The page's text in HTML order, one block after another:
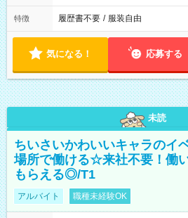
特徴 履歴書不要 / 服装自由
気になる！ 応募する
未読
ちいさいかわいいキャラのイ
場所で働ける☆来社不要！働
もらえる◎/T1
アルバイト 職種未経験OK